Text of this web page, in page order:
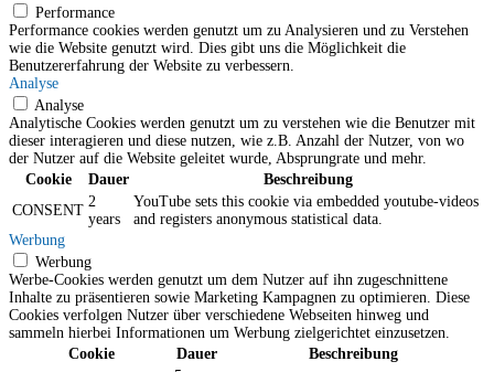
Performance
Performance cookies werden genutzt um zu Analysieren und zu Verstehen
wie die Website genutzt wird. Dies gibt uns die Möglichkeit die
Benutzererfahrung der Website zu verbessern.
Analyse
Analyse
Analytische Cookies werden genutzt um zu verstehen wie die Benutzer mit
dieser interagieren und diese nutzen, wie z.B. Anzahl der Nutzer, von wo
der Nutzer auf die Website geleitet wurde, Absprungrate und mehr.
Cookie
Dauer
Beschreibung
CONSENT
2
years
YouTube sets this cookie via embedded youtube-videos
and registers anonymous statistical data.
Werbung
Werbung
Werbe-Cookies werden genutzt um dem Nutzer auf ihn zugeschnittene
Inhalte zu präsentieren sowie Marketing Kampagnen zu optimieren. Diese
Cookies verfolgen Nutzer über verschiedene Webseiten hinweg und
sammeln hierbei Informationen um Werbung zielgerichtet einzusetzen.
Cookie
Dauer Beschreibung